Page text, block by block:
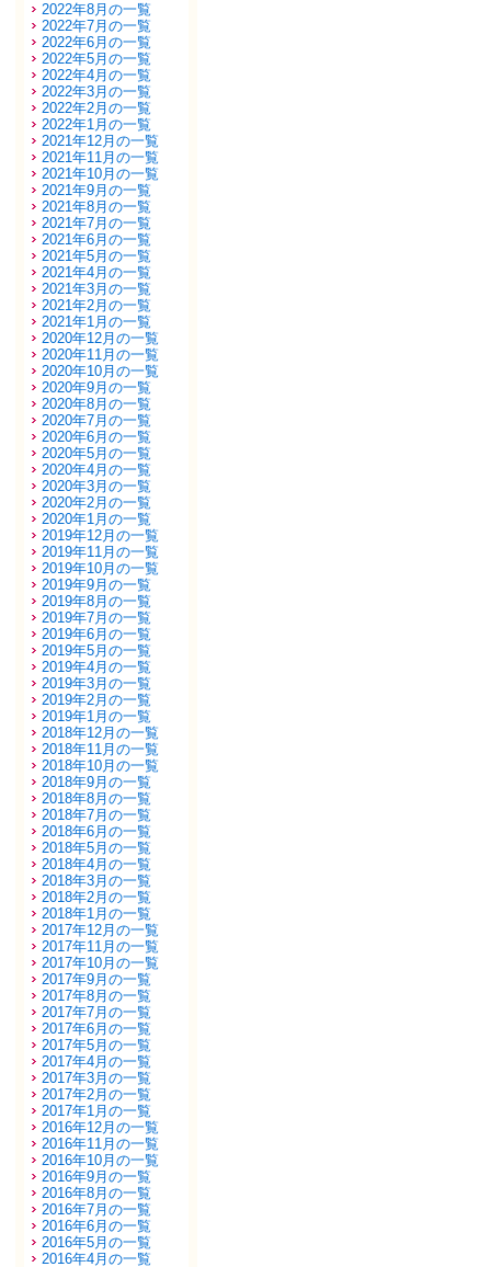
2022年8月の一覧
2022年7月の一覧
2022年6月の一覧
2022年5月の一覧
2022年4月の一覧
2022年3月の一覧
2022年2月の一覧
2022年1月の一覧
2021年12月の一覧
2021年11月の一覧
2021年10月の一覧
2021年9月の一覧
2021年8月の一覧
2021年7月の一覧
2021年6月の一覧
2021年5月の一覧
2021年4月の一覧
2021年3月の一覧
2021年2月の一覧
2021年1月の一覧
2020年12月の一覧
2020年11月の一覧
2020年10月の一覧
2020年9月の一覧
2020年8月の一覧
2020年7月の一覧
2020年6月の一覧
2020年5月の一覧
2020年4月の一覧
2020年3月の一覧
2020年2月の一覧
2020年1月の一覧
2019年12月の一覧
2019年11月の一覧
2019年10月の一覧
2019年9月の一覧
2019年8月の一覧
2019年7月の一覧
2019年6月の一覧
2019年5月の一覧
2019年4月の一覧
2019年3月の一覧
2019年2月の一覧
2019年1月の一覧
2018年12月の一覧
2018年11月の一覧
2018年10月の一覧
2018年9月の一覧
2018年8月の一覧
2018年7月の一覧
2018年6月の一覧
2018年5月の一覧
2018年4月の一覧
2018年3月の一覧
2018年2月の一覧
2018年1月の一覧
2017年12月の一覧
2017年11月の一覧
2017年10月の一覧
2017年9月の一覧
2017年8月の一覧
2017年7月の一覧
2017年6月の一覧
2017年5月の一覧
2017年4月の一覧
2017年3月の一覧
2017年2月の一覧
2017年1月の一覧
2016年12月の一覧
2016年11月の一覧
2016年10月の一覧
2016年9月の一覧
2016年8月の一覧
2016年7月の一覧
2016年6月の一覧
2016年5月の一覧
2016年4月の一覧